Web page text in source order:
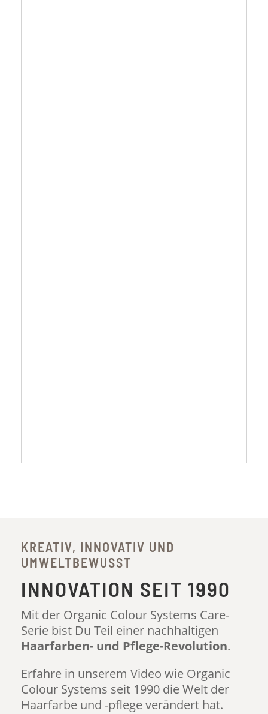
KREATIV, INNOVATIV UND
UMWELTBEWUSST
INNOVATION SEIT 1990
Mit der Organic Colour Systems Care-
Serie bist Du Teil einer nachhaltigen
Haarfarben- und Pflege-Revolution.
Erfahre in unserem Video wie Organic
Colour Systems seit 1990 die Welt der
Haarfarbe und -pflege verändert hat.